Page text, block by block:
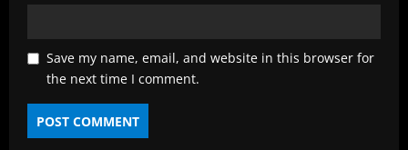
Save my name, email, and website in this browser for
the next time I comment.